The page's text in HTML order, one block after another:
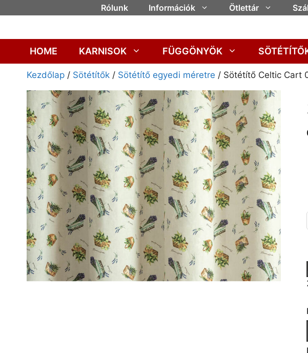
Rólunk Információk Ötlettár
HOME KARNISOK FÜGGÖNYÖK
Kezdőlap / Sötétítők / Sötétítő egyedi méretre / Sötétítő Celtic Cart